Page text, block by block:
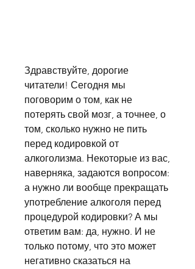
Здравствуйте, дорогие
читатели! Сегодня мы
поговорим о том, как не
потерять свой мозг, а точнее, о
том, сколько нужно не пить
перед кодировкой от
алкоголизма. Некоторые из вас,
наверняка, задаются вопросом:
а нужно ли вообще прекращать
употребление алкоголя перед
процедурой кодировки? А мы
ответим вам: да, нужно. И не
только потому, что это может
негативно сказаться на